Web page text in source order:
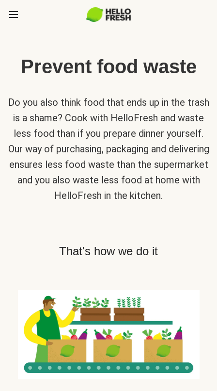
Prevent food waste
Do you also think food that ends up in the trash
is a shame? Cook with HelloFresh and waste
less food than if you prepare dinner yourself.
Our way of purchasing, packaging and delivering
ensures less food waste than the supermarket
and you also waste less food at home with
HelloFresh in the kitchen.
That's how we do it